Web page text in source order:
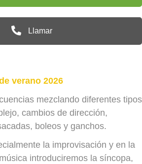
Llamar
verano 2026
mezclando diferentes tipos
cambios de dirección,
boleos y ganchos.
la improvisación y en la
introduciremos la síncopa,